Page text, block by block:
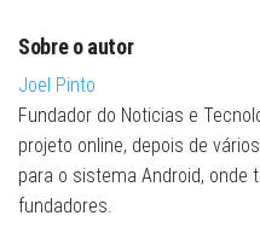
Sobre o autor
Joel Pinto
Fundador do Noticias e
projeto online, depois de
para o sistema Android, onde
fundadores.